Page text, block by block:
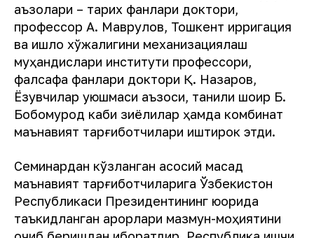
аъзолари – тарих фанлари доктори,
профессор А. Маврулов, Тошкент ирригация
ва қишлоқ хўжалигини механизациялаш
муҳандислари институти профессори,
фалсафа фанлари доктори Қ. Назаров,
Ёзувчилар уюшмаси аъзоси, таниқли шоир Б.
Бобомурод каби зиёлилар ҳамда комбинат
маънавият тарғиботчилари иштирок этди.
Семинардан кўзланган асосий мақсад
маънавият тарғиботчиларига Ўзбекистон
Республикаси Президентининг юқорида
таъкидланган қарорлари мазмун-моҳиятини